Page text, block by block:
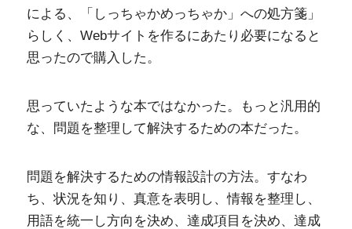
による、「しっちゃかめっちゃか」への処方箋」
らしく、Webサイトを作るにあたり必要になると
思ったので購入した。
思っていたような本ではなかった。もっと汎用的
な、問題を整理して解決するための本だった。
問題を解決するための情報設計の方法。すなわ
ち、状況を知り、真意を表明し、情報を整理し、
用語を統一し方向を決め、達成項目を決め、達成